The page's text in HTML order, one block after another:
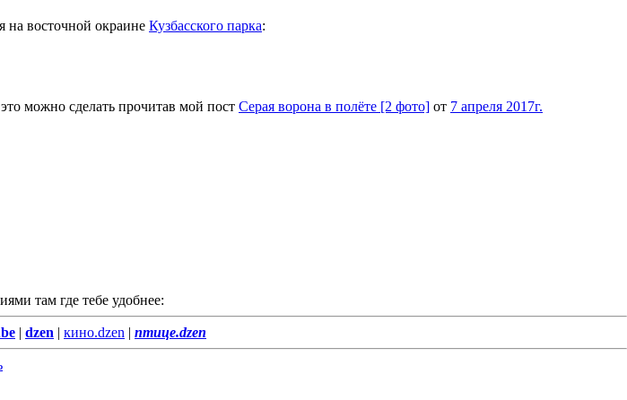
на восточной окраине Кузбасского парка:
можно сделать прочитав мой пост Серая ворона в полёте [2 фото] от 7 апреля 2017г.
там где тебе удобнее:
| dzen | кино.dzen | птице.dzen